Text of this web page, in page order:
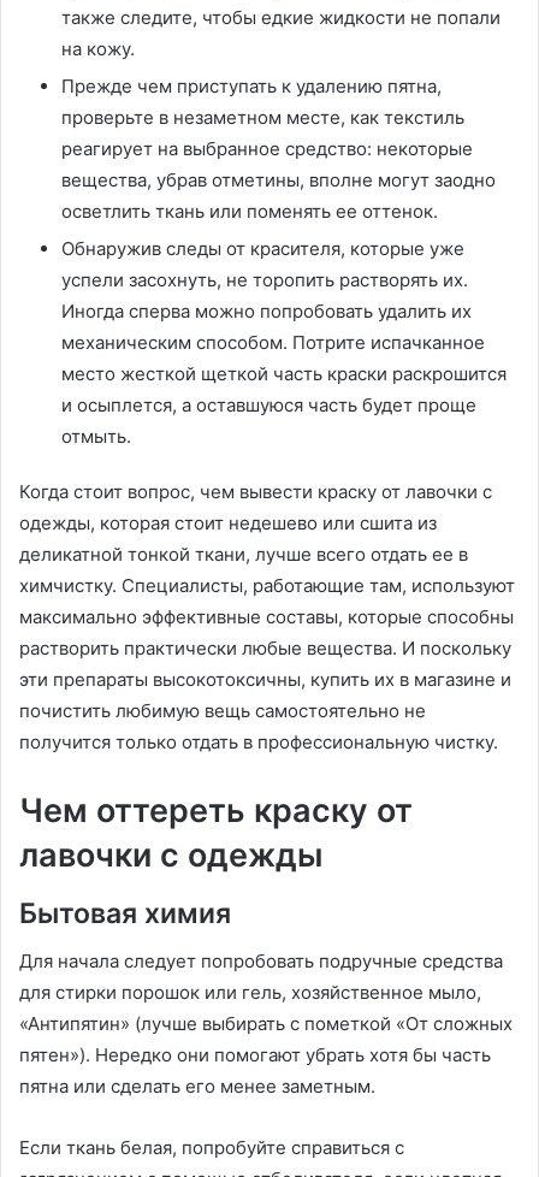
также следите, чтобы едкие жидкости не попали
на кожу.
Прежде чем приступать к удалению пятна,
проверьте в незаметном месте, как текстиль
реагирует на выбранное средство: некоторые
вещества, убрав отметины, вполне могут заодно
осветлить ткань или поменять ее оттенок.
Обнаружив следы от красителя, которые уже
успели засохнуть, не торопить растворять их.
Иногда сперва можно попробовать удалить их
механическим способом. Потрите испачканное
место жесткой щеткой часть краски раскрошится
и осыплется, а оставшуюся часть будет проще
отмыть.
Когда стоит вопрос, чем вывести краску от лавочки с
одежды, которая стоит недешево или сшита из
деликатной тонкой ткани, лучше всего отдать ее в
химчистку. Специалисты, работающие там, используют
максимально эффективные составы, которые способны
растворить практически любые вещества. И поскольку
эти препараты высокотоксичны, купить их в магазине и
почистить любимую вещь самостоятельно не
получится только отдать в профессиональную чистку.
Чем оттереть краску от
лавочки с одежды
Бытовая химия
Для начала следует попробовать подручные средства
для стирки порошок или гель, хозяйственное мыло,
«Антипятин» (лучше выбирать с пометкой «От сложных
пятен»). Нередко они помогают убрать хотя бы часть
пятна или сделать его менее заметным.
Если ткань белая, попробуйте справиться с